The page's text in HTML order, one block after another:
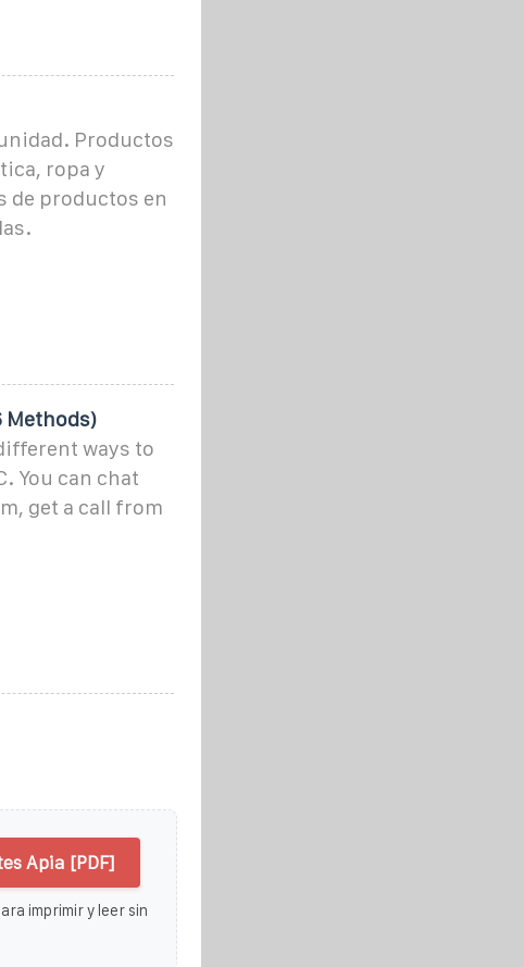
Productos
ropa y
de productos en
Methods)
ways to
You can chat
get a call from
Apia [PDF]
imprimir y leer sin